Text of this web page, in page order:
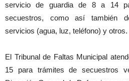
servicio de guardia de 8 a 14
secuestros, como así también
servicios (agua, luz, teléfono) y otros.
El Tribunal de Faltas Municipal
15 para trámites de secuestros